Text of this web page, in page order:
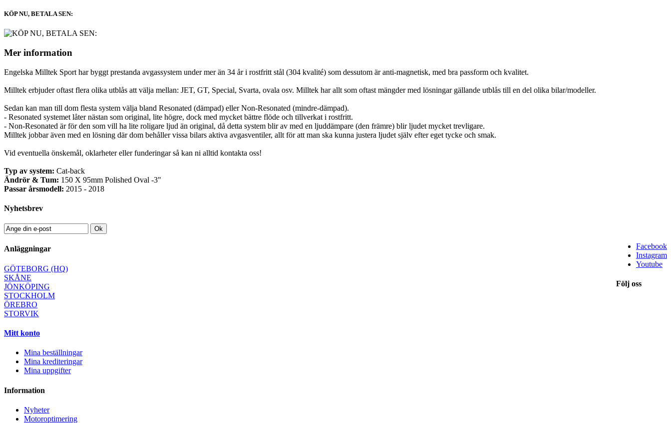
KÖP NU, BETALA SEN:
Mer information
Engelska Milltek Sport har byggt prestanda avgassystem under mer än 34 år i rostfritt stål (304 kvalité) som dessutom är anti-magnetisk, med bra passform och kvalitet.
Milltek erbjuder oftast flera olika utblås att välja mellan: JET, GT, Special, Svarta, ovala osv. Milltek har allt som oftast mängder med lösningar gällande utblås till en del olika bilar/modeller.
Sedan kan man till dom flesta system välja bland Resonated (dämpad) eller Non-Resonated (mindre-dämpad).
- Resonated systemet låter nästan som original, lite högre, dock med mycket bättre flöde och tillverkat i rostfritt.
- Non-Resonated är för den som vill ha lite roligare ljud än original, då detta system blir av med en ljuddämpare (den främre) blir ljudet mycket trevligare.
Milltek jobbar även med en lösning där dom behåller vissa bilars aktiva avgasventiler, allt för att man ska kunna justera ljudet själv efter eget tycke och smak.
Vid eventuella önskemål, oklarheter eller funderingar så kan ni alltid kontakta oss!
Typ av system: Cat-back
Ändrör & Tum: 150 X 95mm Polished Oval -3"
Passar årsmodell: 2015 - 2018
Nyhetsbrev
Ok
Facebook
Instagram
Youtube
Följ oss
Anläggningar
GÖTEBORG (HQ)
SKÅNE
JÖNKÖPING
STOCKHOLM
ÖREBRO
STORVIK
Mitt konto
Mina beställningar
Mina krediteringar
Mina uppgifter
Information
Nyheter
Motoroptimering